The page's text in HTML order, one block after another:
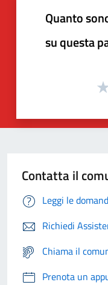
Quanto
su questa
Contatta il
Leggi le
Richiedi
Chiama il
Prenota un